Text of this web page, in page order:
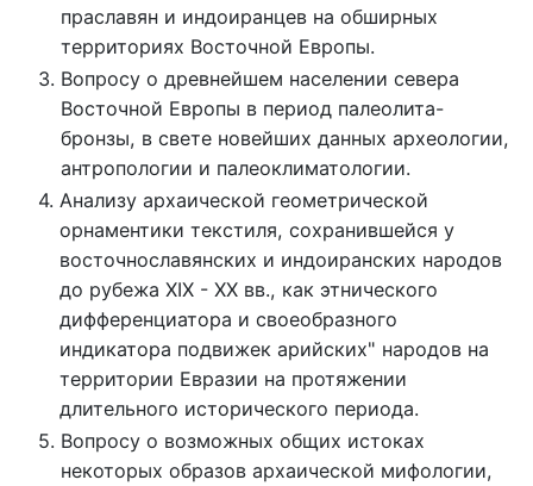
праславян и индоиранцев на обширных
территориях Восточной Европы.
Вопросу о древнейшем населении севера
Восточной Европы в период палеолита-
бронзы, в свете новейших данных археологии,
антропологии и палеоклиматологии.
Анализу архаической геометрической
орнаментики текстиля, сохранившейся у
восточнославянских и индоиранских народов
до рубежа XIX - XX вв., как этнического
дифференциатора и своеобразного
индикатора подвижек арийских" народов на
территории Евразии на протяжении
длительного исторического периода.
Вопросу о возможных общих истоках
некоторых образов архаической мифологии,